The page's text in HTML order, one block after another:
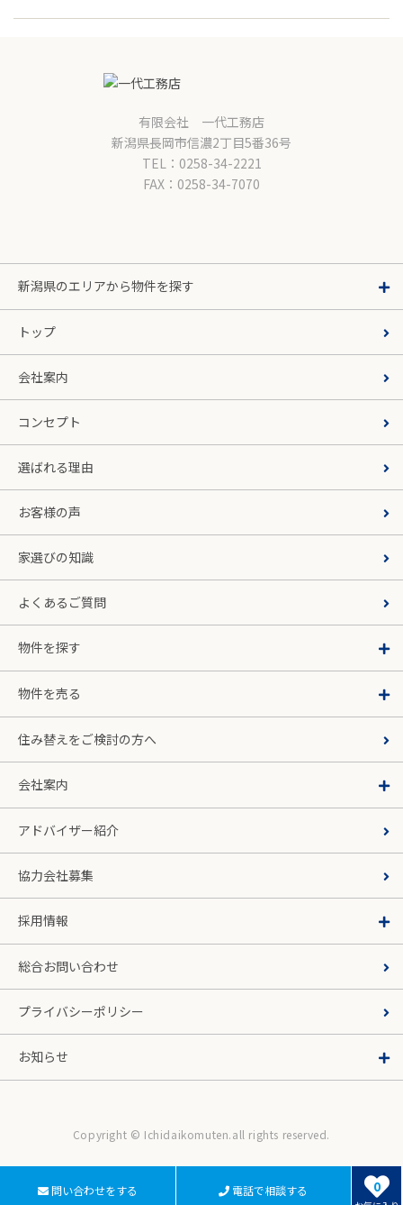
有限会社 一代工務店
新潟県長岡市信濃2丁目5番36号
TEL：0258-34-2221
FAX：0258-34-7070
新潟県のエリアから物件を探す
トップ
会社案内
コンセプト
選ばれる理由
お客様の声
家選びの知識
よくあるご質問
物件を探す
物件を売る
住み替えをご検討の方へ
会社案内
アドバイザー紹介
協力会社募集
採用情報
総合お問い合わせ
プライバシーポリシー
お知らせ
Copyright © Ichidaikomuten.all rights reserved.
問い合わせをする 電話で相談する 0